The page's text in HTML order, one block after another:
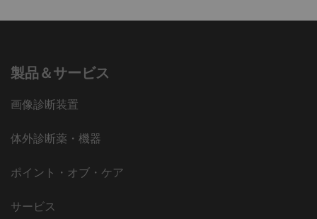
製品＆サービス
画像診断装置
体外診断薬・機器
ポイント・オブ・ケア
サービス